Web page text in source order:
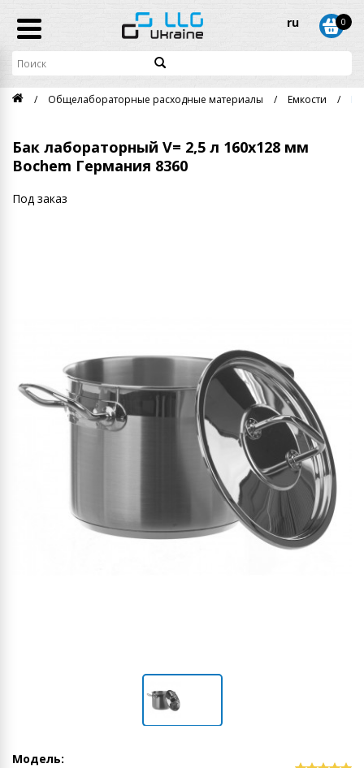
ru 0
Общелабораторные расходные материалы Емкости
Бак лабораторный V= 2,5 л 160х128 мм
Bochem Германия 8360
Под заказ
Модель: